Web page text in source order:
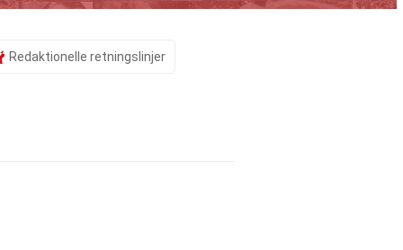
Redaktionelle retningslinjer